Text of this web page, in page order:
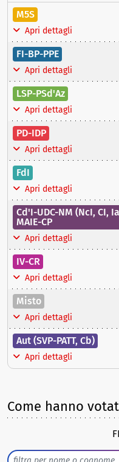
M5S
Apri dettagli
FI-BP-PPE
Apri dettagli
LSP-PSd'Az
Apri dettagli
PD-IDP
Apri dettagli
FdI
Apri dettagli
Cd'I-UDC-NM (NcI, CI,
MAIE-CP
Apri dettagli
IV-CR
Apri dettagli
Misto
Apri dettagli
Aut (SVP-PATT, Cb)
Apri dettagli
Come hanno